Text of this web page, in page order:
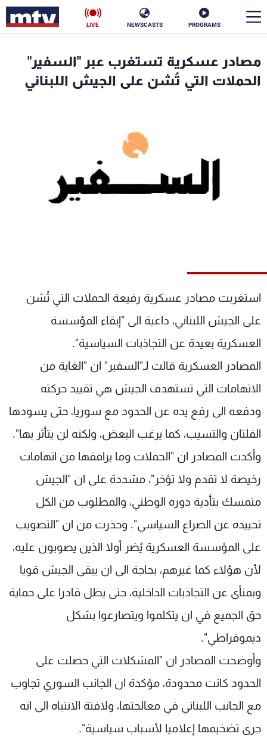
PROGRAMS
NEWSCASTS
LIVE
مصادر عسكرية تستغرب عبر "السفير"
الحملات التي تُشن على الجيش اللبناني
استغربت مصادر عسكرية رفيعة الحملات التي تُشن
على الجيش اللبناني، داعية الى "إبقاء المؤسسة
العسكرية بعيدة عن التجاذبات السياسية".
المصادر العسكرية قالت لـ"السفير" ان "الغاية من
الاتهامات التي تستهدف الجيش هي تقييد حركته
ودفعه الى رفع يده عن الحدود مع سوريا، حتى يسودها
الفلتان والتسيب، كما يرغب البعض، ولكنه لن يتأثر بها".
وأكدت المصادر ان "الحملات وما يرافقها من اتهامات
رخيصة لا تقدم ولا تؤخر"، مشددة على ان "الجيش
متمسك بتأدية دوره الوطني، والمطلوب من الكل
تحييده عن الصراع السياسي". وحذرت من ان "التصويب
على المؤسسة العسكرية يُضر أولا الذين يصوبون عليه،
لأن هؤلاء كما غيرهم، بحاجة الى ان يبقى الجيش قويا
وبمنأى عن التجاذبات الداخلية، حتى يظل قادرا على حماية
حق الجميع في ان يتكلموا ويتصارعوا بشكل
ديموقراطي".
وأوضحت المصادر ان "المشكلات التي حصلت على
الحدود كانت محدودة، مؤكدة ان الجانب السوري تجاوب
مع الجانب اللبناني في معالجتها، ولافتة الانتباه الى انه
جرى تضخيمها إعلاميا لأسباب سياسية".
الأخبار
فن
رياضة
كأس العالم
الترددات
الإنـتـاج
لاعلاناتكم
تواصل معنا
شروط الإسـتخدام
سياسة الخصوصية